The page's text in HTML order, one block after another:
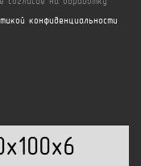
на обработку
конфиденциальности